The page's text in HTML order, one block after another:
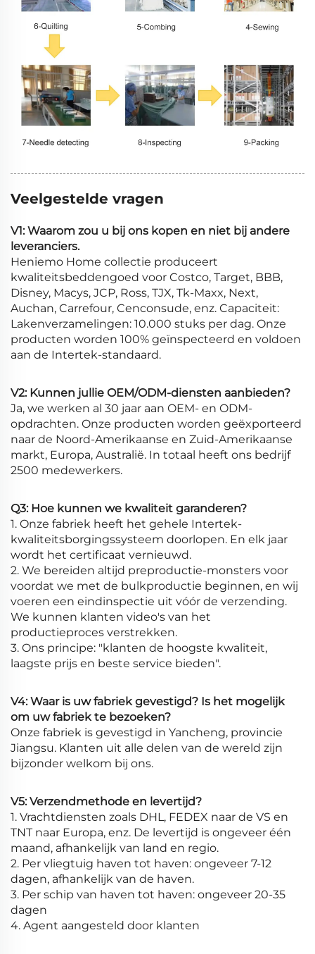
Veelgestelde vragen
V1: Waarom zou u bij ons kopen en niet bij andere
leveranciers.
Heniemo Home collectie produceert
kwaliteitsbeddengoed voor Costco, Target, BBB,
Disney, Macys, JCP, Ross, TJX, Tk-Maxx, Next,
Auchan, Carrefour, Cenconsude, enz. Capaciteit:
Lakenverzamelingen: 10.000 stuks per dag. Onze
producten worden 100% geïnspecteerd en voldoen
aan de Intertek-standaard.
V2: Kunnen jullie OEM/ODM-diensten aanbieden?
Ja, we werken al 30 jaar aan OEM- en ODM-
opdrachten. Onze producten worden geëxporteerd
naar de Noord-Amerikaanse en Zuid-Amerikaanse
markt, Europa, Australië. In totaal heeft ons bedrijf
2500 medewerkers.
Q3: Hoe kunnen we kwaliteit garanderen?
1. Onze fabriek heeft het gehele Intertek-
kwaliteitsborgingssysteem doorlopen. En elk jaar
wordt het certificaat vernieuwd.
2. We bereiden altijd preproductie-monsters voor
voordat we met de bulkproductie beginnen, en wij
voeren een eindinspectie uit vóór de verzending.
We kunnen klanten video's van het
productieproces verstrekken.
3. Ons principe: "klanten de hoogste kwaliteit,
laagste prijs en beste service bieden".
V4: Waar is uw fabriek gevestigd? Is het mogelijk
om uw fabriek te bezoeken?
Onze fabriek is gevestigd in Yancheng, provincie
Jiangsu. Klanten uit alle delen van de wereld zijn
bijzonder welkom bij ons.
V5: Verzendmethode en levertijd?
1. Vrachtdiensten zoals DHL, FEDEX naar de VS en
TNT naar Europa, enz. De levertijd is ongeveer één
maand, afhankelijk van land en regio.
2. Per vliegtuig haven tot haven: ongeveer 7-12
dagen, afhankelijk van de haven.
3. Per schip van haven tot haven: ongeveer 20-35
dagen
4. Agent aangesteld door klanten